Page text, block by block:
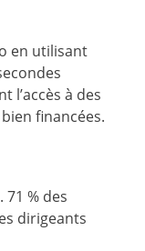
en utilisant
l’accès à des
financées.
% des
dirigeants